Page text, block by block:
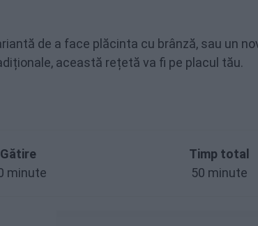
de a face plăcinta cu brânză, sau un
această rețetă va fi pe placul tău.
Gătire
minute
Timp total
50 minute